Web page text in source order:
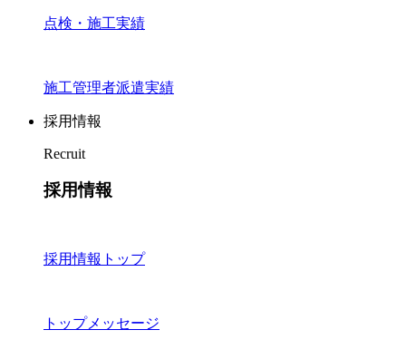
点検・施工実績
施工管理者派遣実績
採用情報
Recruit
採用情報
採用情報トップ
トップメッセージ